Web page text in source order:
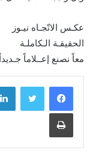
عكـس الاتّجـاه نيـوز
الحقيقـة الـكاملـة
معاً نصنع إعــلاماً
طباعة